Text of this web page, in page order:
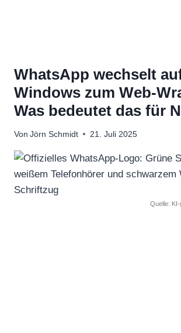
WhatsApp wechselt
Windows zum Web-
Was bedeutet das für
Von Jörn Schmidt 21. Juli 2025
Quelle: